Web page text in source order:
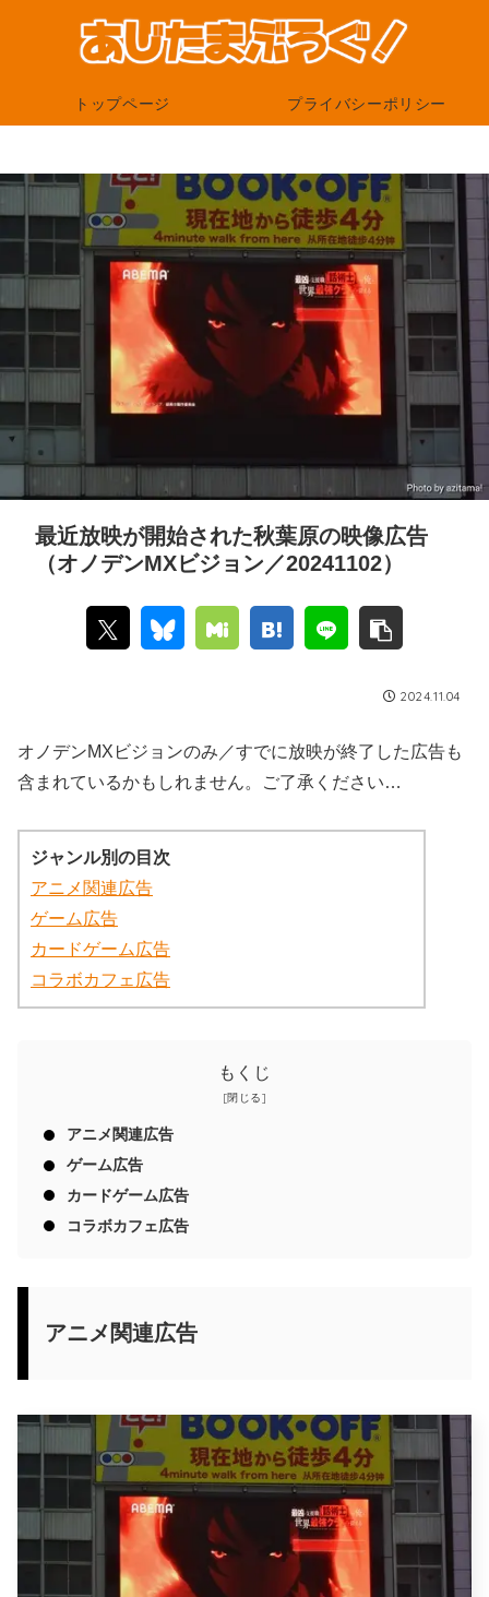
トップページ プライバシーポリシー
最近放映が開始された秋葉原の映像広告
（オノデンMXビジョン／20241102）
2024.11.04
オノデンMXビジョンのみ／すでに放映が終了した広告も
含まれているかもしれません。ご了承ください…
ジャンル別の目次
アニメ関連広告
ゲーム広告
カードゲーム広告
コラボカフェ広告
もくじ
アニメ関連広告
ゲーム広告
カードゲーム広告
コラボカフェ広告
アニメ関連広告